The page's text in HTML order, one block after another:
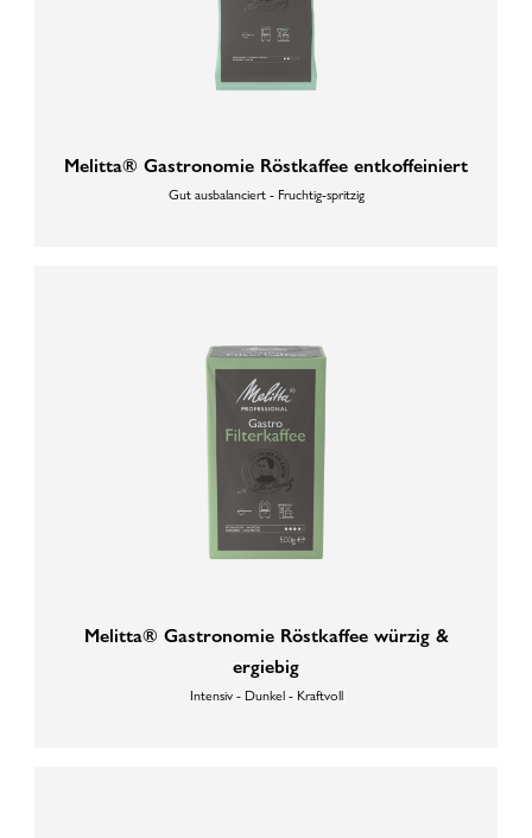
Melitta® Gastronomie Röstkaffee entkoffeiniert
Gut ausbalanciert - Fruchtig-spritzig
Melitta® Gastronomie Röstkaffee würzig &
ergiebig
Intensiv - Dunkel - Kraftvoll